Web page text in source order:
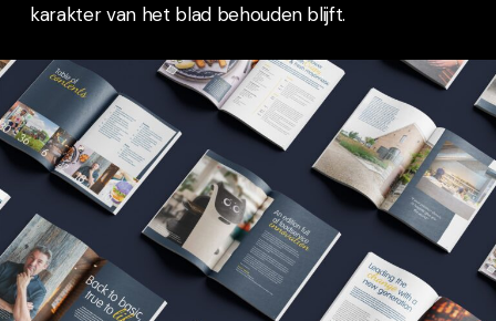
karakter van het blad behouden blijft.